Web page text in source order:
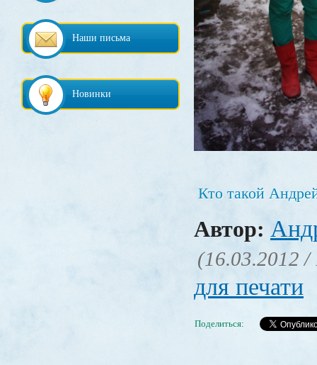
Наши письма
Новинки
Кто такой
Автор:
(16.03.2012 /
для печати
Поделиться: